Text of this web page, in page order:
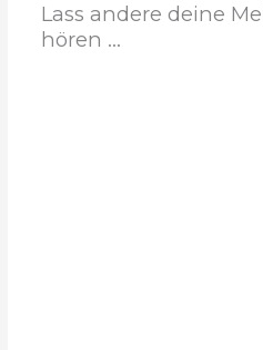
Lass andere deine
hören ...